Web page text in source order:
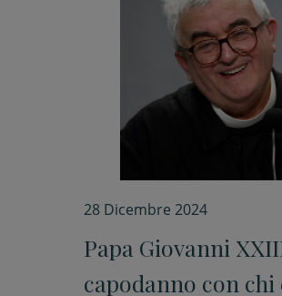
28 Dicembre 2024
Papa Giovanni
capodanno con chi